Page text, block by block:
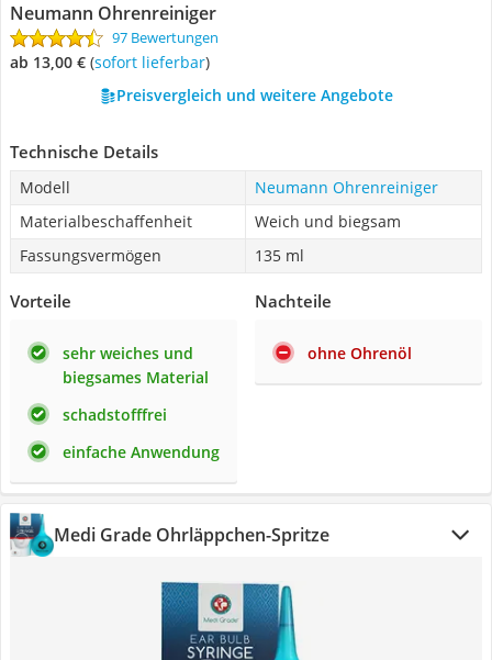
Neumann Ohrenreiniger
97 Bewertungen
ab 13,00 € ( Sofort lieferbar)
Preisvergleich und weitere Angebote
Technische Details
Modell
Neumann Ohrenreiniger
Materialbeschaffenheit
Weich und biegsam
Fassungsvermögen
135 ml
Vorteile
sehr weiches und
biegsames Material
schadstofffrei
einfache Anwendung
Nachteile
ohne Ohrenöl
Medi Grade Ohrläppchen-Spritze